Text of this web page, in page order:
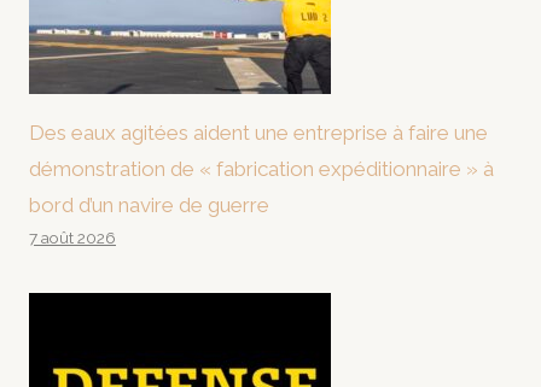
Des eaux agitées aident une entreprise à faire une
démonstration de « fabrication expéditionnaire » à
bord d’un navire de guerre
7 août 2026